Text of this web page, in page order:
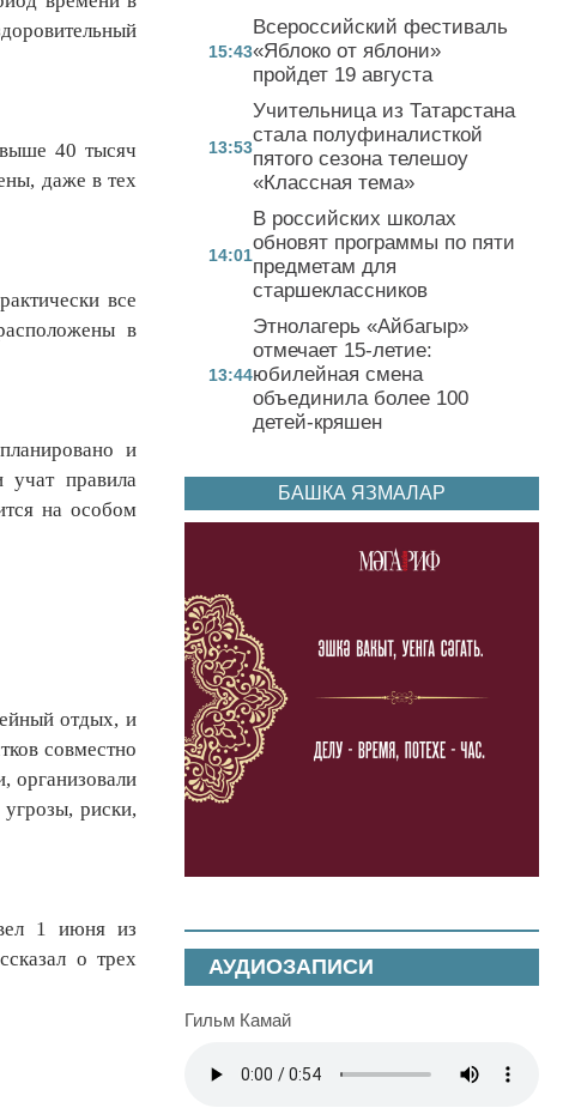
40 тысяч
даже в тех
все
в
и
правила
на особом
отдых, и
совместно
организовали
риски,
1 июня из
о трех
15:43
Всероссийский фестиваль
«Яблоко от яблони»
пройдет 19 августа
13:53
Учительница из Татарстана
стала полуфиналисткой
пятого сезона телешоу
«Классная тема»
14:01
В российских школах
обновят программы по пяти
предметам для
старшеклассников
13:44
Этнолагерь «Айбагыр»
отмечает 15-летие:
юбилейная смена
объединила более 100
детей-кряшен
БАШКА ЯЗМАЛАР
АУДИОЗАПИСИ
Гильм Камай